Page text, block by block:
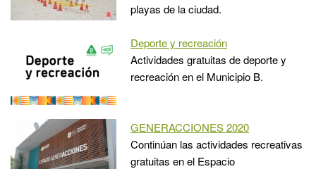
playas de la ciudad.
Deporte y recreación
Actividades gratuitas de deporte y
recreación en el Municipio B.
GENERACCIONES 2020
Continúan las actividades recreativas
gratuitas en el Espacio